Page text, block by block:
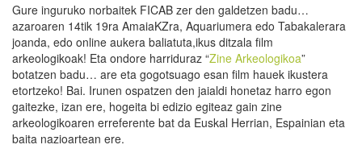
Gure inguruko norbaitek FICAB zer den galdetzen badu…
azaroaren 14tik 19ra AmaiaKZra, Aquariumera edo Tabakalerara
joanda, edo online aukera baliatuta,ikus ditzala film
arkeologikoak! Eta ondore harriduraz “Zine Arkeologikoa”
botatzen badu… are eta gogotsuago esan film hauek ikustera
etortzeko! Bai. Irunen ospatzen den jaialdi honetaz harro egon
gaitezke, izan ere, hogeita bi edizio egiteaz gain zine
arkeologikoaren erreferente bat da Euskal Herrian, Espainian eta
baita nazioartean ere.